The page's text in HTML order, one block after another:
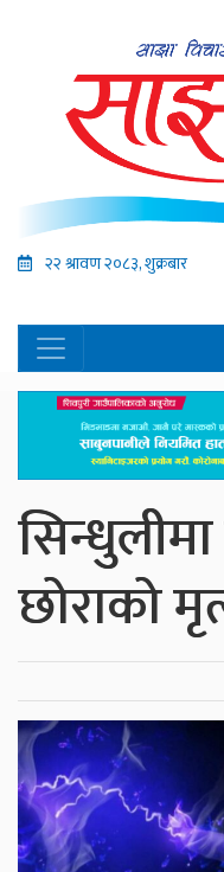
२२ श्रावण २०८३, शुक्रबार
छोराको